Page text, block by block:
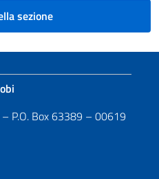
sezione
– P.O. Box 63389 – 00619